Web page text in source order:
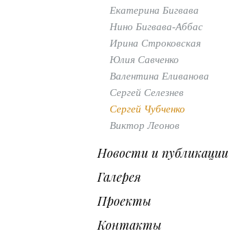
Екатерина Бигвава
Нино Бигвава-Аббас
Ирина Строковская
Юлия Савченко
Валентина Еливанова
Сергей Селезнев
Сергей Чубченко
Виктор Леонов
Новости и публикации
Галерея
Проекты
Контакты